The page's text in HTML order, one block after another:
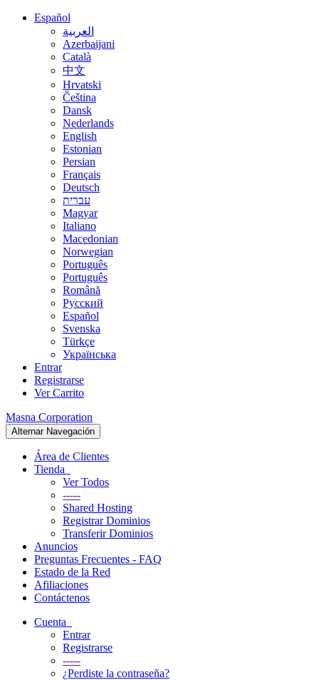
Español
العربية
Azerbaijani
Català
中文
Hrvatski
Čeština
Dansk
Nederlands
English
Estonian
Persian
Français
Deutsch
עברית
Magyar
Italiano
Macedonian
Norwegian
Português
Português
Română
Русский
Español
Svenska
Türkçe
Українська
Entrar
Registrarse
Ver Carrito
Masna Corporation
Alternar Navegación
Área de Clientes
Tienda
Ver Todos
-----
Shared Hosting
Registrar Dominios
Transferir Dominios
Anuncios
Preguntas Frecuentes - FAQ
Estado de la Red
Afiliaciones
Contáctenos
Cuenta
Entrar
Registrarse
-----
¿Perdiste la contraseña?